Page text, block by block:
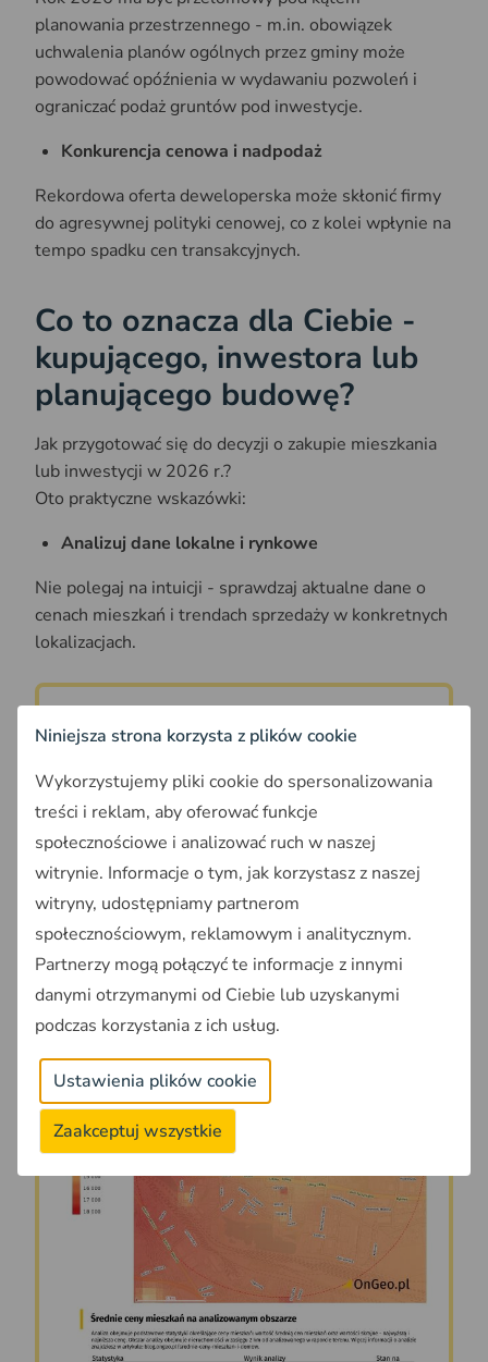
planowania przestrzennego - m.in. obowiązek
uchwalenia planów ogólnych przez gminy może
powodować opóźnienia w wydawaniu pozwoleń i
ograniczać podaż gruntów pod inwestycje.
Konkurencja cenowa i nadpodaż
Rekordowa oferta deweloperska może skłonić firmy
do agresywnej polityki cenowej, co z kolei wpłynie na
tempo spadku cen transakcyjnych.
Co to oznacza dla Ciebie -
kupującego, inwestora lub
planującego budowę?
Jak przygotować się do decyzji o zakupie mieszkania
lub inwestycji w 2026 r.?
Oto praktyczne wskazówki:
Analizuj dane lokalne i rynkowe
Nie polegaj na intuicji - sprawdzaj aktualne dane o
cenach mieszkań i trendach sprzedaży w konkretnych
lokalizacjach.
średnie ceny mieszkań
Sprawdź szczegółowedane o cenach
nieruchomościw poszczególnych regionach
Polski w Raporcie o Terenie OnGeo.pl, który
dostarcza aktualnych informacji o polskim rynku
nieruchomości.
Zobaczprzykładowy Raport o terenie
Niniejsza strona korzysta z plików cookie
Wykorzystujemy pliki cookie do spersonalizowania
treści i reklam, aby oferować funkcje
społecznościowe i analizować ruch w naszej
witrynie. Informacje o tym, jak korzystasz z naszej
witryny, udostępniamy partnerom
społecznościowym, reklamowym i analitycznym.
Partnerzy mogą połączyć te informacje z innymi
danymi otrzymanymi od Ciebie lub uzyskanymi
podczas korzystania z ich usług.
Ustawienia plików cookie
Zaakceptuj wszystkie